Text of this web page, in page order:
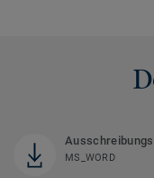
MS_WORD